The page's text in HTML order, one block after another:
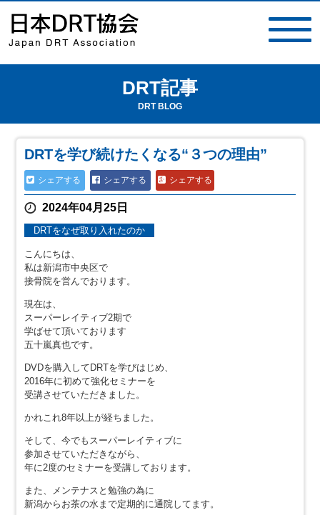
DRT記事
DRT BLOG
DRTを学び続けたくなる“３つの理由”
シェアする シェアする シェアする
2024年04月25日
DRTをなぜ取り入れたのか
こんにちは、
私は新潟市中央区で
接骨院を営んでおります。
現在は、
スーパーレイティブ2期で
学ばせて頂いております
五十嵐真也です。
DVDを購入してDRTを学びはじめ、
2016年に初めて強化セミナーを
受講させていただきました。
かれこれ8年以上が経ちました。
そして、今でもスーパーレイティブに
参加させていただきながら、
年に2度のセミナーを受講しております。
また、メンテナスと勉強の為に
新潟からお茶の水まで定期的に通院してます。